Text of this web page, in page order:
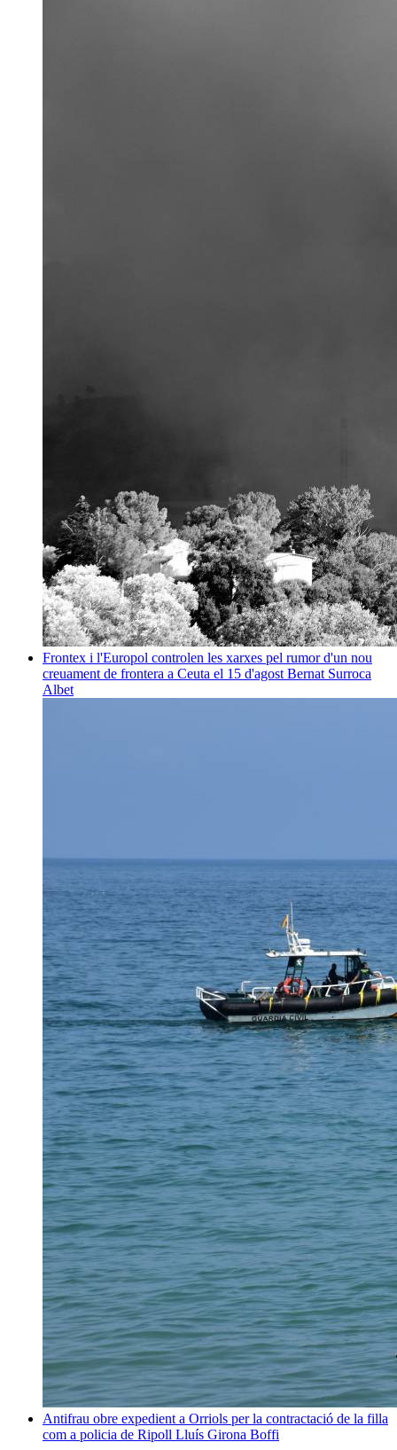
Frontex i l'Europol controlen les xarxes pel rumor d'un nou
creuament de frontera a Ceuta el 15 d'agost Bernat Surroca
Albet
Antifrau obre expedient a Orriols per la contractació de la filla
com a policia de Ripoll Lluís Girona Boffi